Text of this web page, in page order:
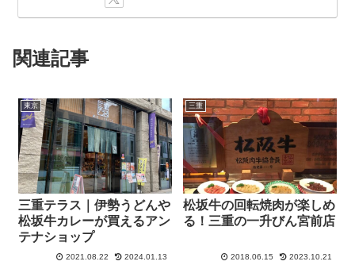
関連記事
東京
三重テラス｜伊勢うどんや
松坂牛カレーが買えるアン
テナショップ
2021.08.22 2024.01.13
三重
松坂牛の回転焼肉が楽しめ
る！三重の一升びん宮前店
2018.06.15 2023.10.21